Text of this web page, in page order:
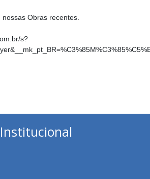
Obras recentes.
s?
Institucional